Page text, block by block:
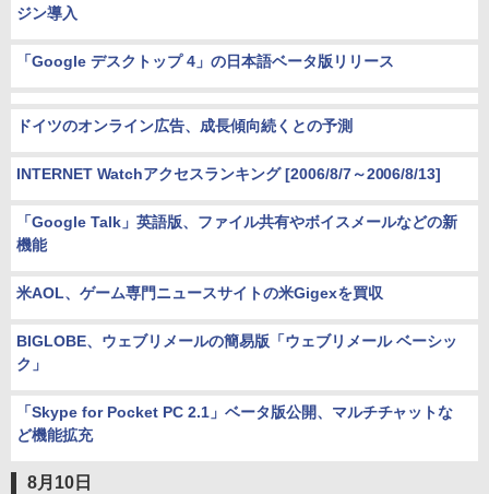
ジン導入
「Google デスクトップ 4」の日本語ベータ版リリース
ドイツのオンライン広告、成長傾向続くとの予測
INTERNET Watchアクセスランキング [2006/8/7～2006/8/13]
「Google Talk」英語版、ファイル共有やボイスメールなどの新
機能
米AOL、ゲーム専門ニュースサイトの米Gigexを買収
BIGLOBE、ウェブリメールの簡易版「ウェブリメール ベーシッ
ク」
「Skype for Pocket PC 2.1」ベータ版公開、マルチチャットな
ど機能拡充
8月10日